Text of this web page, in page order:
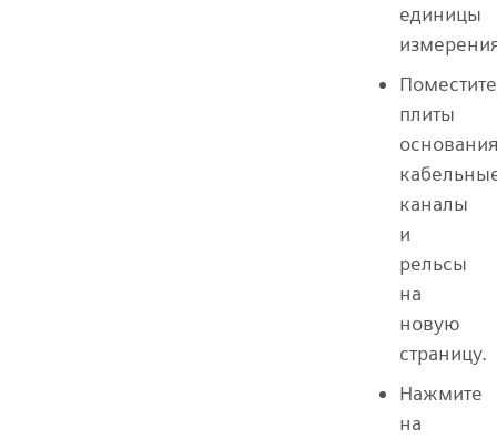
единицы
Поместите
плиты
каналы
и
рельсы
на
новую
страницу.
Нажмите
на